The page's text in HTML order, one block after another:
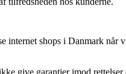
internet shops i Danmark når
give garantier imod rettelser